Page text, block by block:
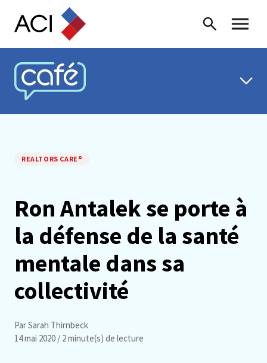
Skip to content
Recherche
Menu
CAFÉ ACI
REALTORS CARE®
Ron Antalek se porte à
la défense de la santé
mentale dans sa
collectivité
Par Sarah Thirnbeck
14 mai 2020 / 2 minute(s) de lecture